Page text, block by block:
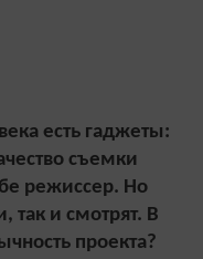
есть гаджеты:
съемки
режиссер. Но
и смотрят. В
проекта?